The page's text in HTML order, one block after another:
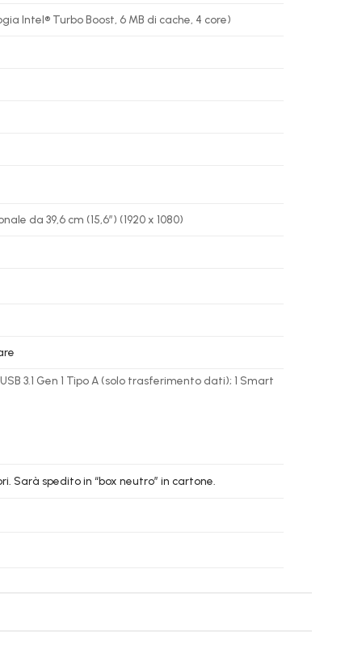
Intel® Turbo Boost, 6 MB di cache, 4 core)
da 39,6 cm (15,6″) (1920 x 1080)
3.1 Gen 1 Tipo A (solo trasferimento dati); 1 Smart
Sarà spedito in “box neutro” in cartone.